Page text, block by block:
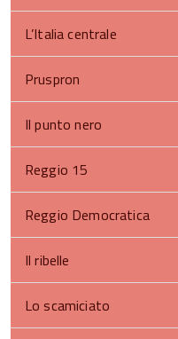
L’Italia centrale
Pruspron
Il punto nero
Reggio 15
Reggio Democratica
Il ribelle
Lo scamiciato